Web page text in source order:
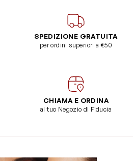
SPEDIZIONE GRATUITA
per ordini superiori a €50
CHIAMA E ORDINA
al tuo Negozio di Fiducia